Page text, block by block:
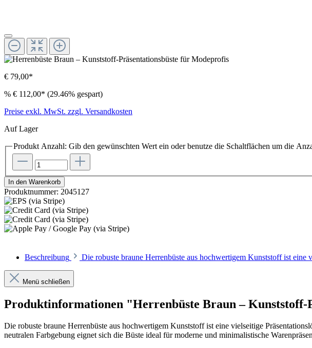
€ 79,00*
% € 112,00* (29.46% gespart)
Preise exkl. MwSt. zzgl. Versandkosten
Auf Lager
Produkt Anzahl: Gib den gewünschten Wert ein oder benutze die Schaltflächen um die
In den Warenkorb
Produktnummer: 2045127
Beschreibung Die robuste braune Herrenbüste aus hochwertigem Kunststoff ist
Menü schließen
Produktinformationen "Herrenbüste Braun – Kunststoff-
Die robuste braune Herrenbüste aus hochwertigem Kunststoff ist eine vielseitige
neutralen Farbgebung eignet sich die Büste ideal für moderne und minimalistische